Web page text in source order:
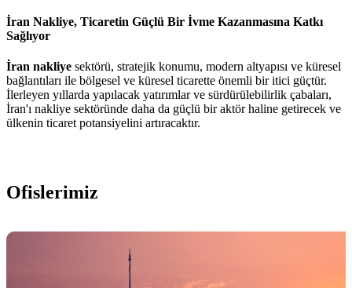
İran Nakliye, Ticaretin Güçlü Bir İvme Kazanmasına Katkı
Sağlıyor
İran nakliye sektörü, stratejik konumu, modern altyapısı ve küresel
bağlantıları ile bölgesel ve küresel ticarette önemli bir itici güçtür.
İlerleyen yıllarda yapılacak yatırımlar ve sürdürülebilirlik çabaları,
İran'ı nakliye sektöründe daha da güçlü bir aktör haline getirecek ve
ülkenin ticaret potansiyelini artıracaktır.
Ofislerimiz